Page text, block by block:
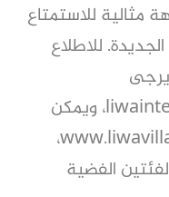
مثالية للاستمتاع
للاطلاع
يرجى
زيارةliwainternationalfestival.ae/en، ويمكن
شراء تذاكر قرية ليوا عبر www.liwavillage.ae،
الفضية